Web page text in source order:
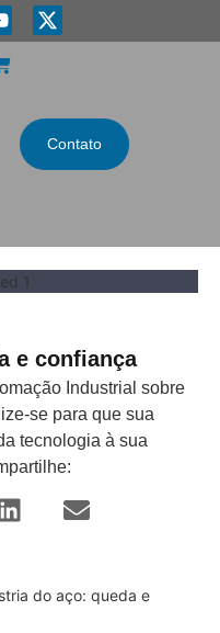
Contato
e confiança
Industrial sobre
se para que sua
tecnologia à sua
do aço: queda e